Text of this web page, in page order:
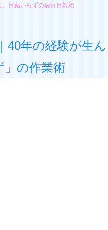
目薬いらずの疲れ目対策
40年の経験が生ん
」の作業術